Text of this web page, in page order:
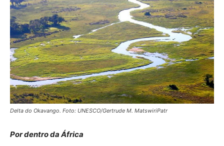
Delta do Okavango. Foto: UNESCO/Gertrude M. MatswiriPatr
Por dentro da África